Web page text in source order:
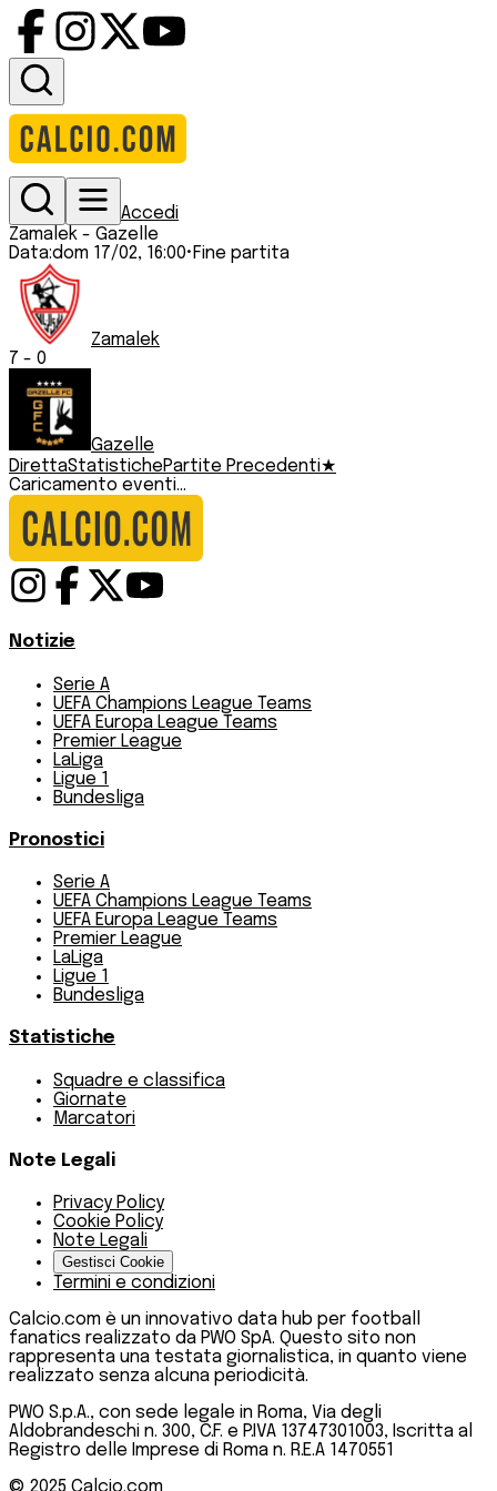
Accedi
Zamalek - Gazelle
Data:dom 17/02, 16:00• Fine partita
Zamalek
7 - 0
Gazelle
DirettaStatistichePartite Precedenti★
Caricamento eventi...
Notizie
Serie A
UEFA Champions League Teams
UEFA Europa League Teams
Premier League
LaLiga
Ligue 1
Bundesliga
Pronostici
Serie A
UEFA Champions League Teams
UEFA Europa League Teams
Premier League
LaLiga
Ligue 1
Bundesliga
Statistiche
Squadre e classifica
Giornate
Marcatori
Note Legali
Privacy Policy
Cookie Policy
Note Legali
Gestisci Cookie
Termini e condizioni
Calcio.com è un innovativo data hub per football
fanatics realizzato da PWO SpA. Questo sito non
rappresenta una testata giornalistica, in quanto viene
realizzato senza alcuna periodicità.
PWO S.p.A., con sede legale in Roma, Via degli
Aldobrandeschi n. 300, C.F. e P.IVA 13747301003, Iscritta al
Registro delle Imprese di Roma n. R.E.A 1470551